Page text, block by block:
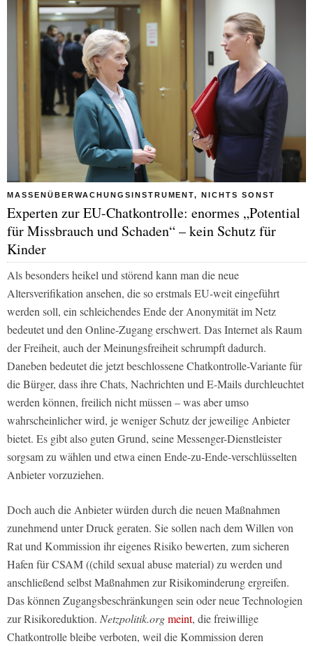
MASSENÜBERWACHUNGSINSTRUMENT, NICHTS SONST
Experten zur EU-Chatkontrolle: enormes „Potential
für Missbrauch und Schaden“ – kein Schutz für
Kinder
Als besonders heikel und störend kann man die neue
Altersverifikation ansehen, die so erstmals EU-weit eingeführt
werden soll, ein schleichendes Ende der Anonymität im Netz
bedeutet und den Online-Zugang erschwert. Das Internet als Raum
der Freiheit, auch der Meinungsfreiheit schrumpft dadurch.
Daneben bedeutet die jetzt beschlossene Chatkontrolle-Variante für
die Bürger, dass ihre Chats, Nachrichten und E-Mails durchleuchtet
werden können, freilich nicht müssen – was aber umso
wahrscheinlicher wird, je weniger Schutz der jeweilige Anbieter
bietet. Es gibt also guten Grund, seine Messenger-Dienstleister
sorgsam zu wählen und etwa einen Ende-zu-Ende-verschlüsselten
Anbieter vorzuziehen.
Doch auch die Anbieter würden durch die neuen Maßnahmen
zunehmend unter Druck geraten. Sie sollen nach dem Willen von
Rat und Kommission ihr eigenes Risiko bewerten, zum sicheren
Hafen für CSAM ((child sexual abuse material) zu werden und
anschließend selbst Maßnahmen zur Risikominderung ergreifen.
Das können Zugangsbeschränkungen sein oder neue Technologien
zur Risikoreduktion. Netzpolitik.orgmeint, die freiwillige
Chatkontrolle bleibe verboten, weil die Kommission deren